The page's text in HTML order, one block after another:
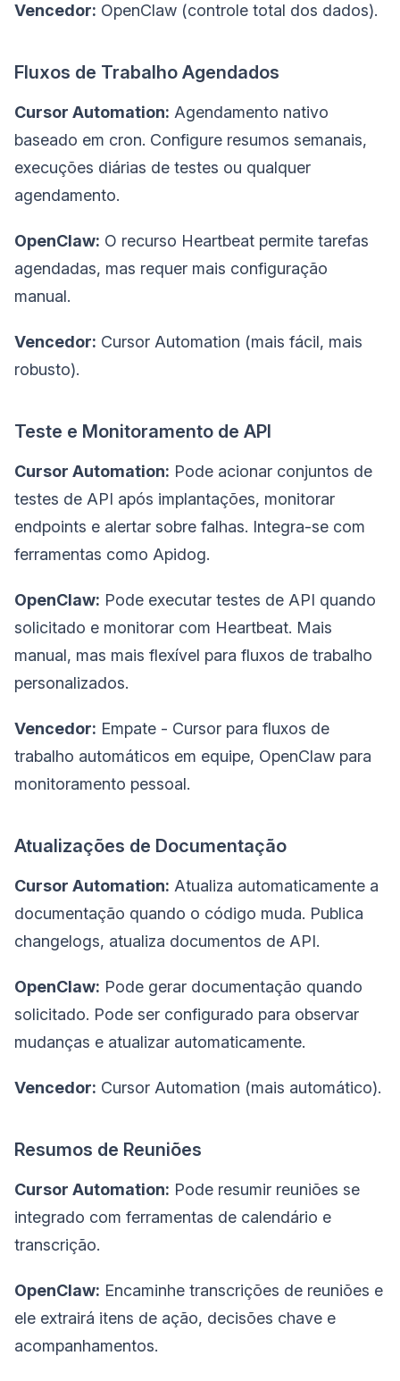
Vencedor: OpenClaw (controle total dos dados).
Fluxos de Trabalho Agendados
Cursor Automation: Agendamento nativo
baseado em cron. Configure resumos semanais,
execuções diárias de testes ou qualquer
agendamento.
OpenClaw: O recurso Heartbeat permite tarefas
agendadas, mas requer mais configuração
manual.
Vencedor: Cursor Automation (mais fácil, mais
robusto).
Teste e Monitoramento de API
Cursor Automation: Pode acionar conjuntos de
testes de API após implantações, monitorar
endpoints e alertar sobre falhas. Integra-se com
ferramentas como Apidog.
OpenClaw: Pode executar testes de API quando
solicitado e monitorar com Heartbeat. Mais
manual, mas mais flexível para fluxos de trabalho
personalizados.
Vencedor: Empate - Cursor para fluxos de
trabalho automáticos em equipe, OpenClaw para
monitoramento pessoal.
Atualizações de Documentação
Cursor Automation: Atualiza automaticamente a
documentação quando o código muda. Publica
changelogs, atualiza documentos de API.
OpenClaw: Pode gerar documentação quando
solicitado. Pode ser configurado para observar
mudanças e atualizar automaticamente.
Vencedor: Cursor Automation (mais automático).
Resumos de Reuniões
Cursor Automation: Pode resumir reuniões se
integrado com ferramentas de calendário e
transcrição.
OpenClaw: Encaminhe transcrições de reuniões e
ele extrairá itens de ação, decisões chave e
acompanhamentos.